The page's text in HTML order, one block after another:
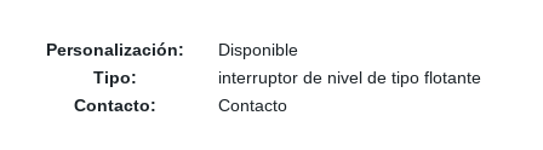
Personalización:
Disponible
Tipo:
interruptor de nivel de tipo flotante
Contacto:
Contacto